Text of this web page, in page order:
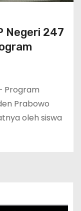
Negeri 247
Program
Prabowo
oleh siswa